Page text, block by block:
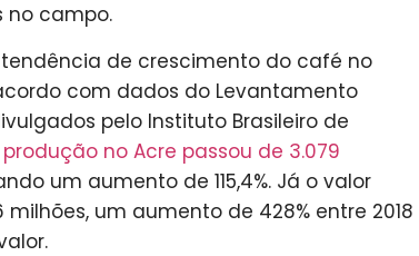
no campo.
de crescimento do café no
com dados do Levantamento
pelo Instituto Brasileiro de
no Acre passou de 3.079
um aumento de 115,4%. Já o valor
um aumento de 428% entre 2018